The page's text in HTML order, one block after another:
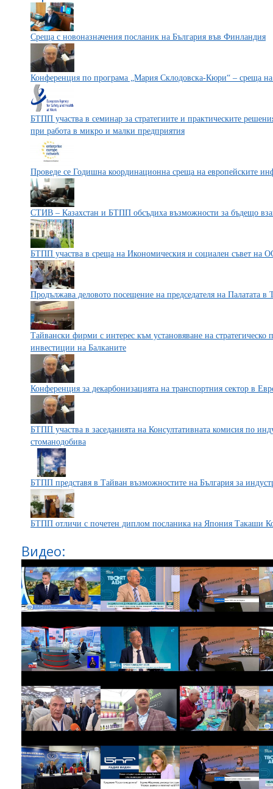
Среща с новоназначения посланик на България във Финландия
Конференция по програма „Мария Склодовска-Кюри“ – среща на
БТПП участва в семинар за стратегиите и практическите
при работа в микро и малки предприятия
Проведе се Годишна координационна среща на европейските
СТИВ – Казахстан и БТПП обсъдиха възможности за бъдещо
БТПП участва в среща на Икономическия и социален съвет на
Продължава деловото посещение на председателя на Палатата в
Тайвански фирми с интерес към установяване на стратегическо
инвестиции на Балканите
Конференция за декарбонизацията на транспортния сектор в
БТПП участва в заседанията на Консултативната комисия по
стоманодобива
БТПП представя в Тайван възможностите на България за
БТПП отличи с почетен диплом посланика на Япония Такаши
Видео: